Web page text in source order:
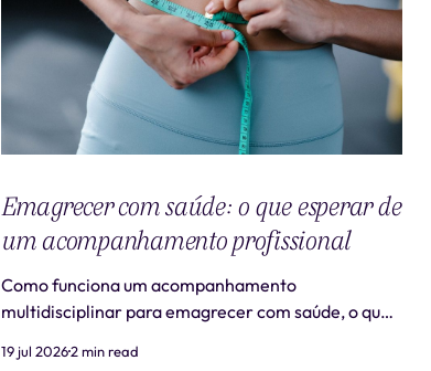
Emagrecer com saúde: o que esperar de
um acompanhamento profissional
Como funciona um acompanhamento
multidisciplinar para emagrecer com saúde, o que
profissional.
19 jul 20262 min read